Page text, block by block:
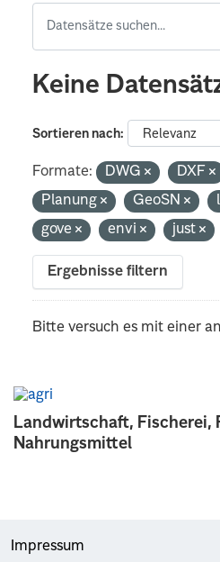
Landwirtschaft, Fischerei,
Nahrungsmittel
Keine
Sortieren nach
Formate: DWG DXF
Planung
GeoSN
gove
envi just
Ergebnisse filtern
Bitte versuch es mit einer
Impressum